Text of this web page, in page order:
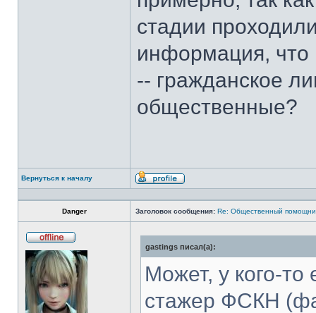
стадии
информация,
-- гражданское
общественные?
Вернуться к началу
Профиль
Danger Заголовок сообщения: Re: Общественный
в
сети
gastings писал(а):
Может, у кого-
стажер ФСКН